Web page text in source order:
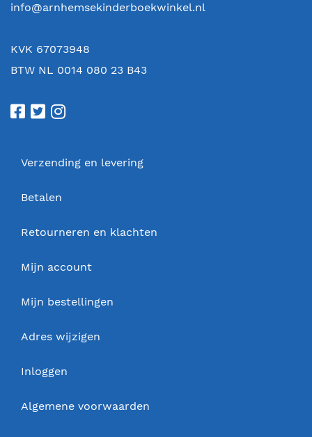
info@arnhemsekinderboekwinkel.nl
KVK 67073948
BTW NL 0014 080 23 B43
Verzending en levering
Betalen
Retourneren en klachten
Mijn account
Mijn bestellingen
Adres wijzigen
Inloggen
Algemene voorwaarden